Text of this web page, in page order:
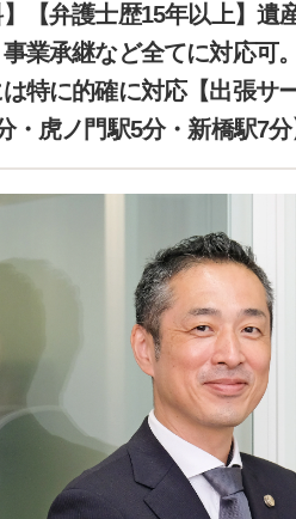
【弁護士歴15年以上】遺
業承継など全てに対応可
特に的確に対応【出張サ
・虎ノ門駅5分・新橋駅7分